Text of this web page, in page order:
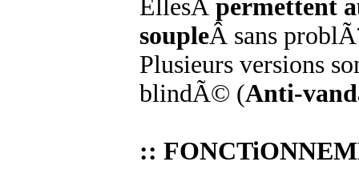
EllesÂ permettent
soupleÂ sans
Plusieurs versions
blindÃ© (Anti-
::